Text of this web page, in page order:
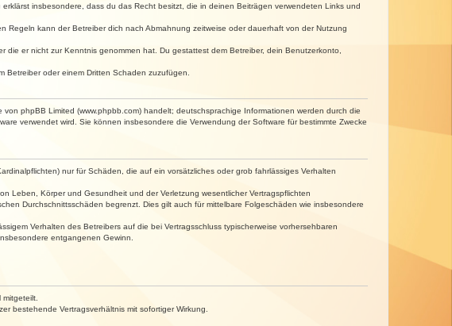
insbesondere, dass du das Recht besitzt, die in deinen Beiträgen verwendeten Links und
kann der Betreiber dich nach Abmahnung zeitweise oder dauerhaft von der Nutzung
er nicht zur Kenntnis genommen hat. Du gestattest dem Betreiber, dein Benutzerkonto,
oder einem Dritten Schaden zuzufügen.
von phpBB Limited (www.phpbb.com) handelt; deutschsprachige Informationen werden durch die
verwendet wird. Sie können insbesondere die Verwendung der Software für bestimmte Zwecke
nur für Schäden, die auf ein vorsätzliches oder grob fahrlässiges Verhalten
Leben, Körper und Gesundheit und der Verletzung wesentlicher Vertragspflichten
Durchschnittsschäden begrenzt. Dies gilt auch für mittelbare Folgeschäden wie insbesondere
Verhalten des Betreibers auf die bei Vertragsschluss typischerweise vorhersehbaren
entgangenen Gewinn.
bestehende Vertragsverhältnis mit sofortiger Wirkung.